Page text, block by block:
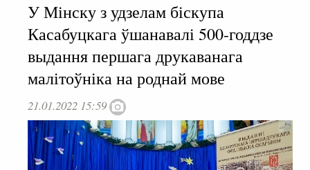
У Мінску з удзелам біскупа
Касабуцкага ўшанавалі 500-годдзе
выдання першага друкаванага
малітоўніка на роднай мове
21.01.2022 15:59